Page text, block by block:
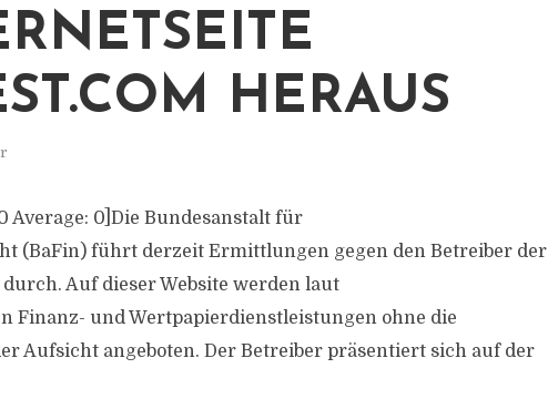
HERAUS
Average: 0]Die Bundesanstalt für
(BaFin) führt derzeit Ermittlungen gegen den Betreiber der
Auf dieser Website werden laut
Finanz- und Wertpapierdienstleistungen ohne die
Aufsicht angeboten. Der Betreiber präsentiert sich auf der